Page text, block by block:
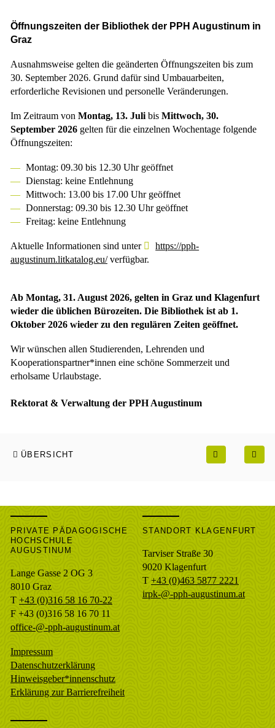
Öffnungszeiten der Bibliothek der PPH Augustinum in
Graz
Ausnahmsweise gelten die geänderten Öffnungszeiten bis zum
30. September 2026. Grund dafür sind Umbauarbeiten,
erforderliche Revisionen und personelle Veränderungen.
Im Zeitraum von Montag, 13. Juli bis Mittwoch, 30.
September 2026 gelten für die einzelnen Wochentage folgende
Öffnungszeiten:
Montag: 09.30 bis 12.30 Uhr geöffnet
Dienstag: keine Entlehnung
Mittwoch: 13.00 bis 17.00 Uhr geöffnet
Donnerstag: 09.30 bis 12.30 Uhr geöffnet
Freitag: keine Entlehnung
Aktuelle Informationen sind unter
https://pph-
augustinum.litkatalog.eu/verfügbar.
Ab Montag, 31. August 2026, gelten in Graz und Klagenfurt
wieder die üblichen Bürozeiten. Die Bibliothek ist ab 1.
Oktober 2026 wieder zu den regulären Zeiten geöffnet.
Wir wünschen allen Studierenden, Lehrenden und
Kooperationspartner*innen eine schöne Sommerzeit und
erholsame Urlaubstage.
Rektorat & Verwaltung der PPH Augustinum
ÜBERSICHT
PRIVATE PÄDAGOGISCHE
HOCHSCHULE
AUGUSTINUM
Lange Gasse 2 OG 3
8010 Graz
T +43 (0)316 58 16 70-22
F +43 (0)316 58 16 70 11
office-@-pph-augustinum.at
Impressum
Datenschutzerklärung
Hinweisgeber*innenschutz
Erklärung zur Barrierefreiheit
STANDORT KLAGENFURT
Tarviser Straße 30
9020 Klagenfurt
T +43 (0)463 5877 2221
irpk-@-pph-augustinum.at